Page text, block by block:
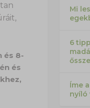
és 8-
és
Mi
6
Íme
nyíló